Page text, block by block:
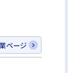
ページ